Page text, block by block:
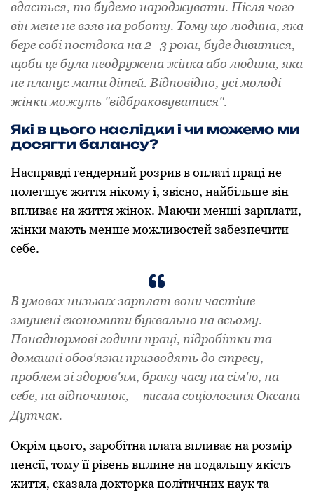
вдасться, то будемо народжувати. Після чого
він мене не взяв на роботу. Тому що людина, яка
бере собі постдока на 2–3 роки, буде дивитися,
щоби це була неодружена жінка або людина, яка
не планує мати дітей. Відповідно, усі молоді
жінки можуть "відбраковуватися".
Які в цього наслідки і чи можемо ми
досягти балансу?
Насправді гендерний розрив в оплаті праці не
полегшує життя нікому і, звісно, найбільше він
впливає на життя жінок. Маючи менші зарплати,
жінки мають менше можливостей забезпечити
себе.
В умовах низьких зарплат вони частіше
змушені економити буквально на всьому.
Понаднормові години праці, підробітки та
домашні обов'язки призводять до стресу,
проблем зі здоров'ям, браку часу на сім'ю, на
себе, на відпочинок, – писала соціологиня Оксана
Дутчак.
Окрім цього, заробітна плата впливає на розмір
пенсії, тому її рівень вплине на подальшу якість
життя, сказала докторка політичних наук та